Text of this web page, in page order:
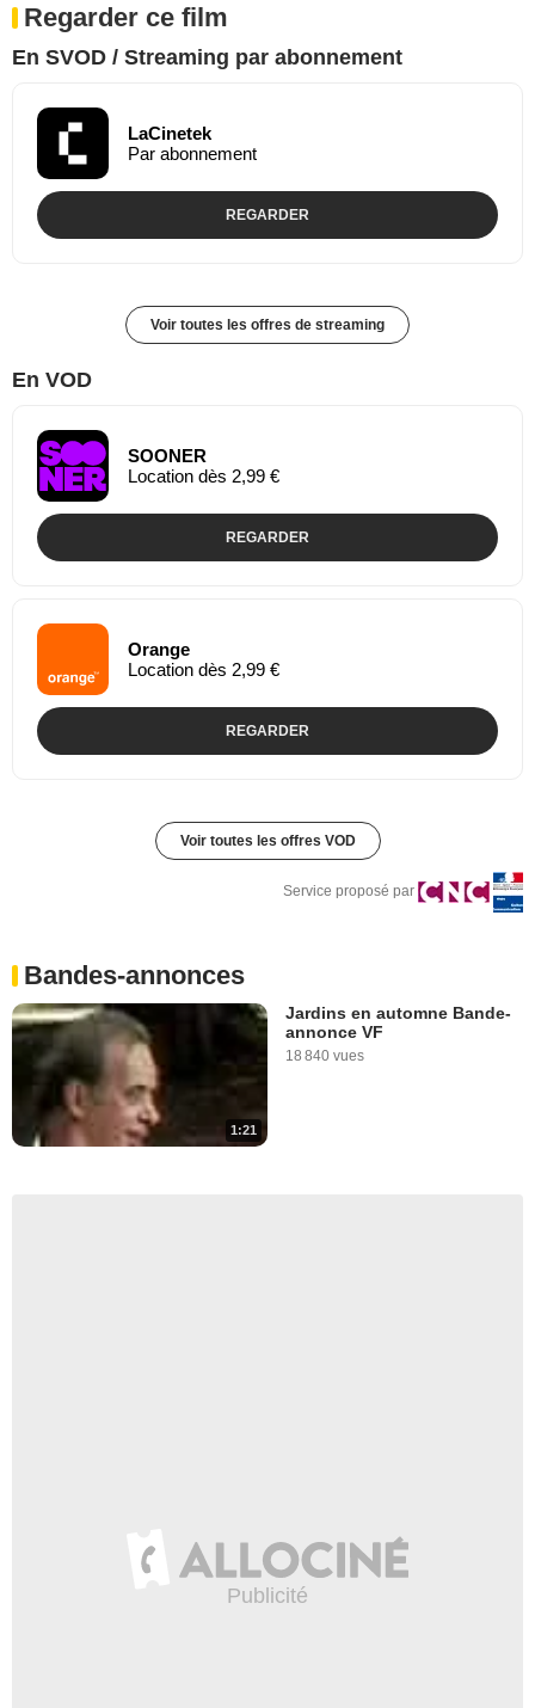
Regarder ce film
En SVOD / Streaming par abonnement
LaCinetek
Par abonnement
REGARDER
Voir toutes les offres de streaming
En VOD
SOONER
Location dès 2,99 €
REGARDER
Orange
Location dès 2,99 €
REGARDER
Voir toutes les offres VOD
Service proposé par
Bandes-annonces
1:21
Jardins en automne Bande-
annonce VF
18 840 vues